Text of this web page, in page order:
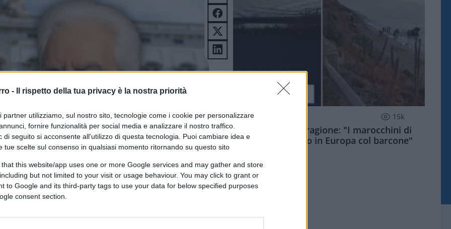
- Il rispetto della tua privacy è la nostra priorità
partner utilizziamo, sul nostro sito, tecnologie come i cookie per personalizzare
fornire funzionalità per social media e analizzare il nostro traffico.
di seguito si acconsente all'utilizzo di questa tecnologia. Puoi cambiare idea e
tue scelte sul consenso in qualsiasi momento ritornando su questo sito
that this website/app uses one or more Google services and may gather and store
but not limited to your visit or usage behaviour. You may click to grant or
to Google and its third-party tags to use your data for below specified purposes
consent section.
tramite DALL·E di OpenAI
ESTERI 15k
Meloni aveva ragione: "I marocchini di
Ceuta sbarcano in Europa col barcone"